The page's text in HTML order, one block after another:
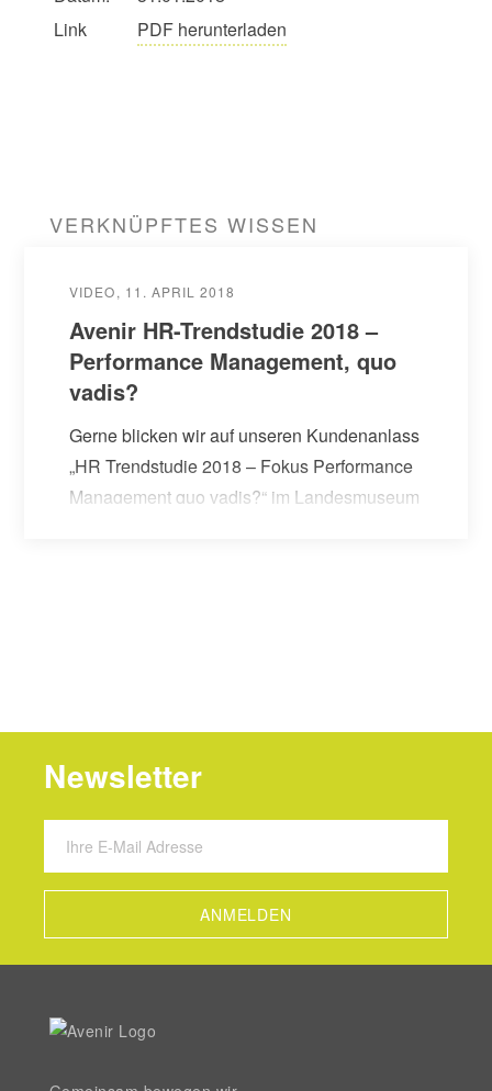
Link
PDF herunterladen
VERKNÜPFTES WISSEN
VIDEO 11. APRIL 2018
Avenir HR-Trendstudie 2018 –
Performance Management, quo
vadis?
Gerne blicken wir auf unseren Kundenanlass
„HR Trendstudie 2018 – Fokus Performance
Management quo vadis?“ im Landesmuseum
Newsletter